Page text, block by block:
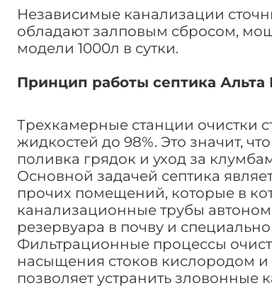
Независимые канализации
обладают залповым сбросом,
модели 1000л в сутки.
Принцип работы септика
Трехкамерные станции очистки
жидкостей до 98%. Это значит,
поливка грядок и уход за
Основной задачей септика
прочих помещений, которые в
канализационные трубы
резервуара в почву и
Фильтрационные процессы
насыщения стоков кислородом и
позволяет устранить